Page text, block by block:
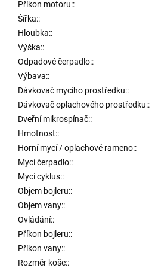
Příkon motoru::
Šířka::
Hloubka::
Výška::
Odpadové čerpadlo::
Výbava::
Dávkovač mycího prostředku::
Dávkovač oplachového prostředku::
Dveřní mikrospínač::
Hmotnost::
Horní mycí / oplachové rameno::
Mycí čerpadlo::
Mycí cyklus::
Objem bojleru::
Objem vany::
Ovládání::
Příkon bojleru::
Příkon vany::
Rozměr koše::